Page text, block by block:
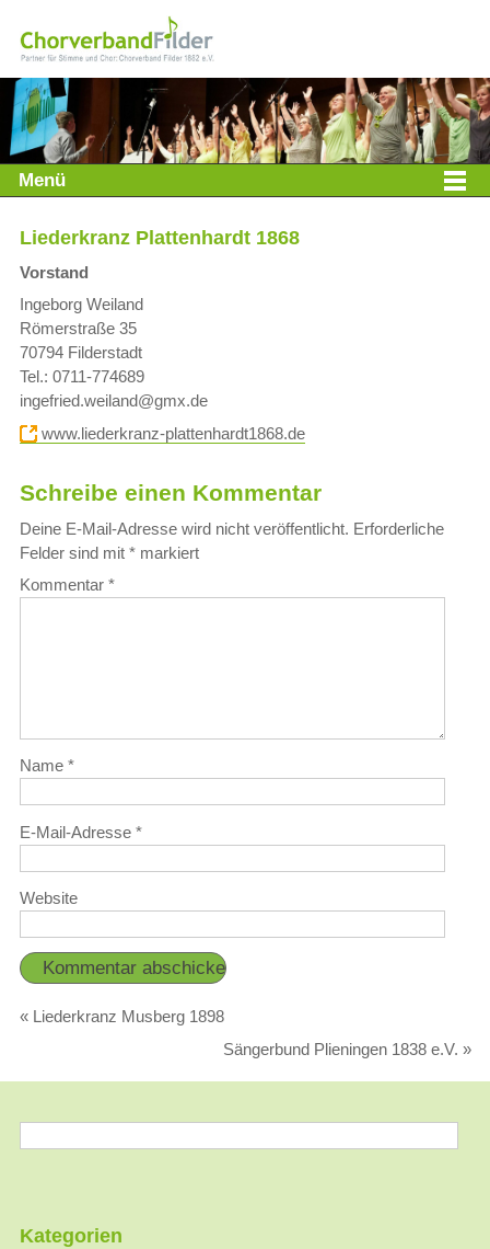
Menü
Liederkranz Plattenhardt 1868
Vorstand
Ingeborg Weiland
Römerstraße 35
70794 Filderstadt
Tel.: 0711-774689
ingefried.weiland@gmx.de
www.liederkranz-plattenhardt1868.de
Schreibe einen Kommentar
Deine E-Mail-Adresse wird nicht veröffentlicht. Erforderliche
Felder sind mit *markiert
Kommentar *
Name *
E-Mail-Adresse *
Website
« Liederkranz Musberg 1898
Sängerbund Plieningen 1838 e.V. »
Kategorien